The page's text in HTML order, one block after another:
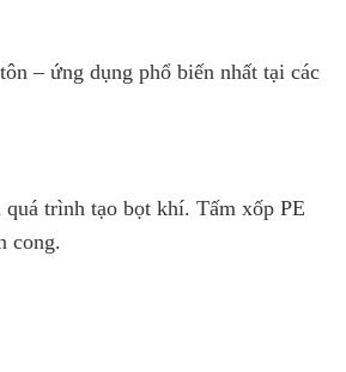
– ứng dụng phổ biến nhất tại các
trình tạo bọt khí. Tấm xốp PE
cong.